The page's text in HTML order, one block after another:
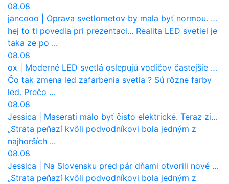
08.08
jancooo
Oprava svetlometov by mala byť normou. Jeden nový dnes stojí priemerne 1251 eur!
hej to ti povedia pri prezentaci... Realita LED svetiel je
taka ze po ...
08.08
ox
Moderné LED svetlá oslepujú vodičov častejšie než staré halogény
Čo tak zmena led zafarbenia svetla ? Sú rôzne farby
led. Prečo ...
08.08
Jessica
Maserati malo byť čisto elektrické. Teraz zisťuje, že potrebuje nový osemvalcový motor
„Strata peňazí kvôli podvodníkovi bola jedným z
najhorších ...
08.08
Jessica
Na Slovensku pred pár dňami otvorili nové mosty, ktoré to sú?
„Strata peňazí kvôli podvodníkovi bola jedným z